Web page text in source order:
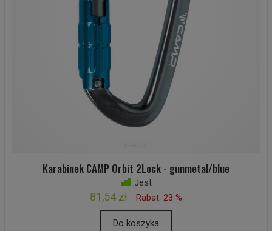
Karabinek CAMP Orbit 2Lock - gunmetal/blue
Jest
81,54 zł Rabat: 23 %
Do koszyka